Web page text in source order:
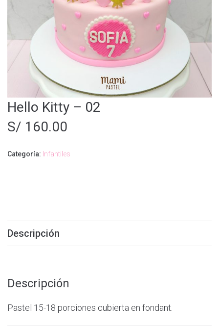
Hello Kitty – 02
S/ 160.00
Categoría: Infantiles
Descripción
Descripción
Pastel 15-18 porciones cubierta en fondant.